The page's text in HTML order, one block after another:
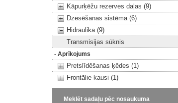
Kāpurķēžu rezerves daļas (9)
Dzesēšanas sistēma (6)
Hidraulika (9)
Transmisijas sūknis
- Aprīkojums
Pretslīdēšanas ķēdes (1)
Frontālie kausi (1)
Meklēt sadaļu pēc nosaukuma